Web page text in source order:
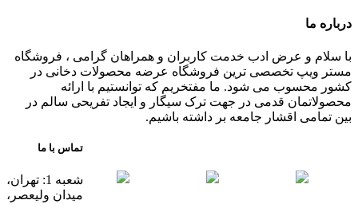
درباره ما
با سلام و عرض ادب خدمت کاربران و همراهان گرامی ، فروشگاه
مستر ویپ تخصصی ترین فروشگاه عرضه محصولات دخانی در
کشور محسوب می شود. ما مفتخریم که توانستیم با ارائه
محصولاتمان قدمی در جهت ترک سیگار و ایجاد تفریحی سالم در
بین تمامی اقشار جامعه بر داشته باشیم.
تماس با ما
شعبه 1: تهران،
میدان ولیعصر،